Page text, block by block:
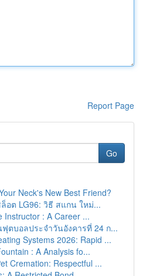
Report Page
Go
Neck's New Best Friend?
อต LG96: วิธี สแกน ใหม่...
Instructor : A Career ...
ตบอลประจำวันอังคารที่ 24 ก...
Systems 2026: Rapid ...
: A Analysis fo...
Cremation: Respectful ...